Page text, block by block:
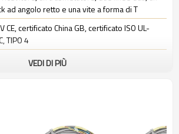
ad angolo retto e una vite a forma di T
CE, certificato China GB, certificato ISO UL-
TIPO 4
industriale standard
VEDI DI PIÙ